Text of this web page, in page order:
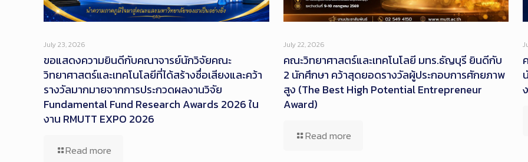
July 23, 2026
ขอแสดงความยินดีกับคณาจารย์นักวิจัยคณะ
วิทยาศาสตร์และเทคโนโลยีที่ได้สร้างชื่อเสียงและคว้า
รางวัลมากมายจากการประกวดผลงานวิจัย
Fundamental Fund Research Awards 2026 ใน
งาน RMUTT EXPO 2026
Read more
July 22, 2026
คณะวิทยาศาสตร์และเทคโนโลยี มทร.ธัญบุรี ยินดีกับ
2 นักศึกษา คว้าสุดยอดรางวัลผู้ประกอบการศักยภาพ
สูง (The Best High Potential Entrepreneur
Award)
Read more